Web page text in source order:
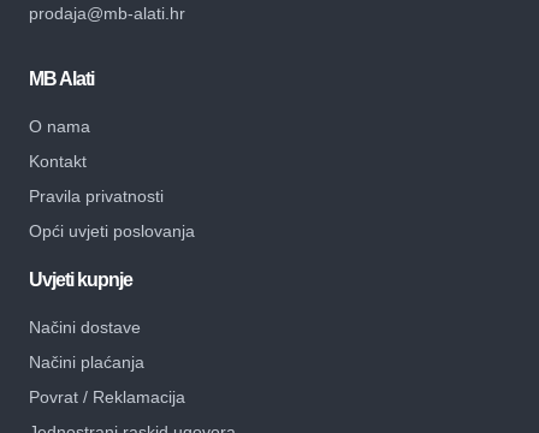
prodaja@mb-alati.hr
MB Alati
O nama
Kontakt
Pravila privatnosti
Opći uvjeti poslovanja
Uvjeti kupnje
Načini dostave
Načini plaćanja
Povrat / Reklamacija